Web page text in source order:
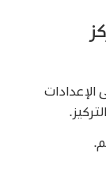
الإعدادات